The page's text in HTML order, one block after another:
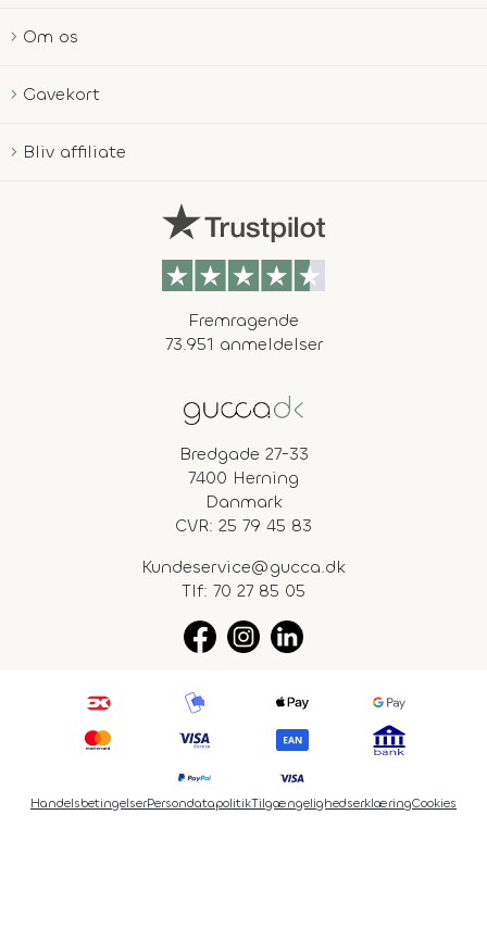
Om os
Gavekort
Bliv affiliate
Fremragende
73.951 anmeldelser
Bredgade 27-33
7400 Herning
Danmark
CVR: 25 79 45 83
Kundeservice@gucca.dk
Tlf: 70 27 85 05
HandelsbetingelserPersondatapolitikTilgængelighedserklæringCookies